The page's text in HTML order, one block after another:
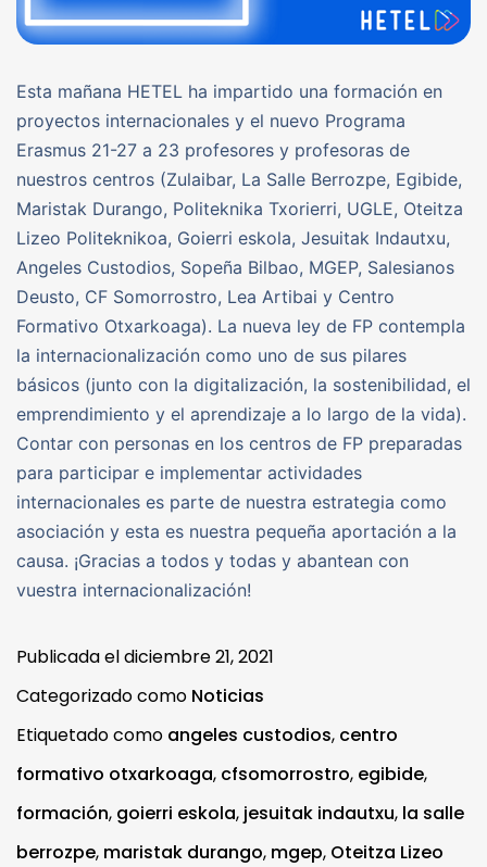
Esta mañana HETEL ha impartido una formación en
proyectos internacionales y el nuevo Programa
Erasmus 21-27 a 23 profesores y profesoras de
nuestros centros (Zulaibar, La Salle Berrozpe, Egibide,
Maristak Durango, Politeknika Txorierri, UGLE, Oteitza
Lizeo Politeknikoa, Goierri eskola, Jesuitak Indautxu,
Angeles Custodios, Sopeña Bilbao, MGEP, Salesianos
Deusto, CF Somorrostro, Lea Artibai y Centro
Formativo Otxarkoaga). La nueva ley de FP contempla
la internacionalización como uno de sus pilares
básicos (junto con la digitalización, la sostenibilidad, el
emprendimiento y el aprendizaje a lo largo de la vida).
Contar con personas en los centros de FP preparadas
para participar e implementar actividades
internacionales es parte de nuestra estrategia como
asociación y esta es nuestra pequeña aportación a la
causa. ¡Gracias a todos y todas y abantean con
vuestra internacionalización!
Publicada eldiciembre 21, 2021
Categorizado como Noticias
Etiquetado como angeles custodios, centro
formativo otxarkoaga, cfsomorrostro, egibide,
formación, goierri eskola, jesuitak indautxu, la salle
berrozpe, maristak durango, mgep, Oteitza Lizeo